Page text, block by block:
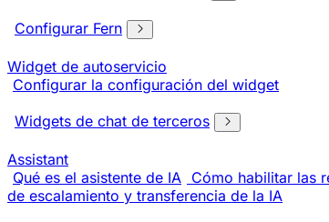
Configurar Fern
Widget de autoservicio
Configurar la configuración del widget
Widgets de chat de terceros
Assistant
Qué es el asistente de IA Cómo habilitar las
de escalamiento y transferencia de la IA